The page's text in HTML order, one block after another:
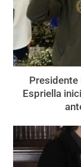
Presidente
Espriella